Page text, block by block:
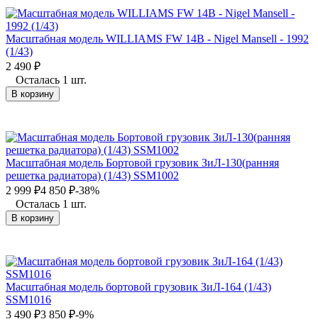
Масштабная модель WILLIAMS FW 14B - Nigel Mansell - 1992
(1/43)
2 490 ₽
Осталась 1 шт.
В корзину
Масштабная модель Бортовой грузовик ЗиЛ-130(ранняя
решетка радиатора) (1/43) SSM1002
2 999 ₽4 850 ₽-38%
Осталась 1 шт.
В корзину
Масштабная модель бортовой грузовик ЗиЛ-164 (1/43)
SSM1016
3 490 ₽3 850 ₽-9%